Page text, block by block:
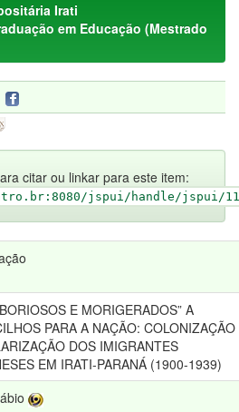
Irati
em Educação (Mestrado
citar ou linkar para este item:
jspui/handle/jspui/
E MORIGERADOS” A
PARA A NAÇÃO: COLONIZAÇÃO
DOS IMIGRANTES
EM IRATI-PARANÁ (1900-1939)